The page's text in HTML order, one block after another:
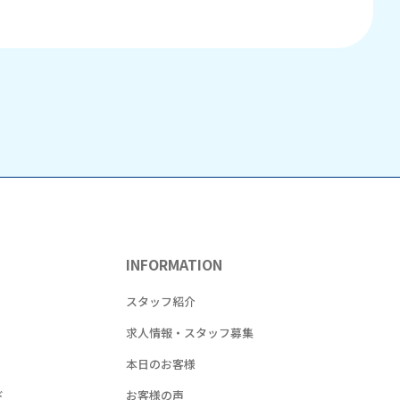
INFORMATION
スタッフ紹介
求人情報・スタッフ募集
本日のお客様
お客様の声